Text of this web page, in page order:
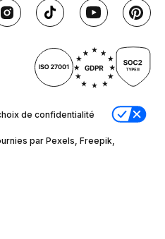
de confidentialité
par Pexels, Freepik,